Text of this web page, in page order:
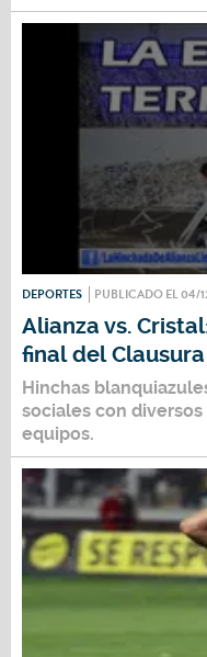
DEPORTES PUBLICADO EL 04/
Alianza vs.
final del Clausura
Hinchas
sociales con
equipos.